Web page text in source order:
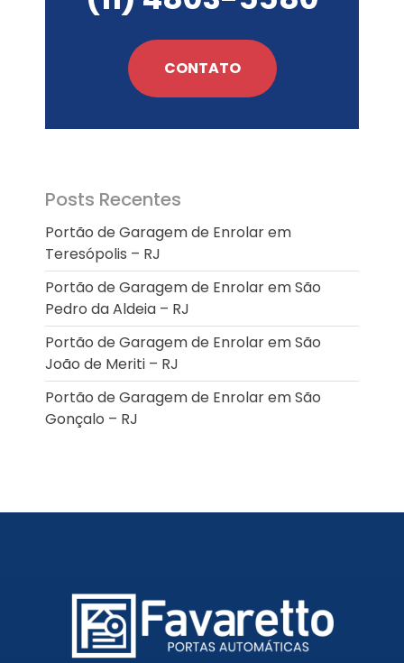
Enrolar em Petrópolis – RJ
Portão de Garagem de
Enrolar em Paraty – RJ
Enrolar em Nova Iguaçu – RJ
CONTATO
Posts Recentes
Portão de Garagem de Enrolar em
Teresópolis – RJ
Portão de Garagem de Enrolar em São
Pedro da Aldeia – RJ
Portão de Garagem de Enrolar em São
João de Meriti – RJ
Portão de Garagem de Enrolar em São
Gonçalo – RJ